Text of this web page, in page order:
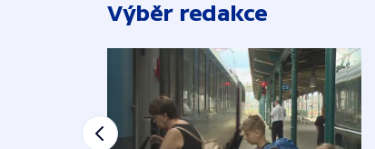
Výběr redakce